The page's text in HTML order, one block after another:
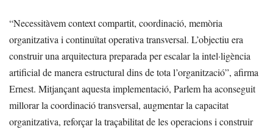
“Necessitàvem context compartit, coordinació, memòria
organitzativa i continuïtat operativa transversal. L’objectiu era
construir una arquitectura preparada per escalar la intel·ligència
artificial de manera estructural dins de tota l’organització”, afirma
Ernest. Mitjançant aquesta implementació, Parlem ha aconseguit
millorar la coordinació transversal, augmentar la capacitat
organitzativa, reforçar la traçabilitat de les operacions i construir